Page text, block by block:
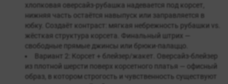
хлопковая оверсайз-рубашка надевается под корсет,
нижняя часть остаётся навыпуск или заправляется в
юбку. Создаёт контраст: мягкая небрежность рубашки vs.
жёсткая структура корсета. Финальный штрих —
свободные прямые джинсы или брюки-палаццо.
Вариант 2: Корсет + блейзер/жакет. Оверсайз-блейзер
из плотной шерсти поверх корсетного платья — офисный
образ, в котором строгость и чувственность существуют